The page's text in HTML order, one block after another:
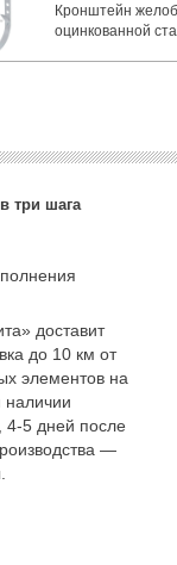
Кронштейн
оцинкованной
три шага
доставит
до 10 км от
элементов на
наличии
4-5 дней после
—